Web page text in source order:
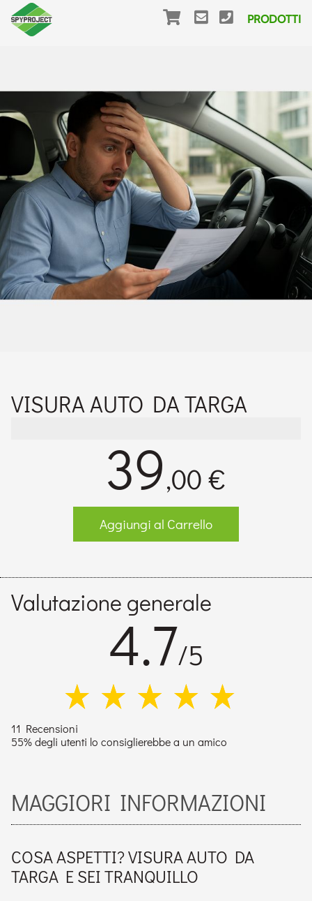
PRODOTTI
VISURA AUTO DA TARGA
39,00 €
Aggiungi al Carrello
Valutazione generale
4.7/5
11 Recensioni
55% degli utenti lo consiglierebbe a un amico
MAGGIORI INFORMAZIONI
COSA ASPETTI? VISURA AUTO DA
TARGA E SEI TRANQUILLO